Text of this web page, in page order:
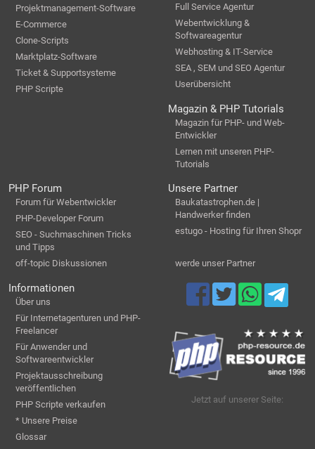
Projektmanagement-Software
E-Commerce
Clone-Scripts
Marktplatz-Software
Ticket & Supportsysteme
PHP Scripte
Full Service Agentur
Webentwicklung &
Softwareagentur
Webhosting & IT-Service
SEA , SEM und SEO Agentur
Userübersicht
Magazin & PHP Tutorials
Magazin für PHP- und Web-
Entwickler
Lernen mit unseren PHP-
Tutorials
PHP Forum
Forum für Webentwickler
PHP-Developer Forum
SEO - Suchmaschinen Tricks
und Tipps
off-topic Diskussionen
Unsere Partner
Baukatastrophen.de |
Handwerker finden
estugo - Hosting für Ihren Shopr
werde unser Partner
Informationen
Über uns
Für Internetagenturen und PHP-
Freelancer
Für Anwender und
Softwareentwickler
Projektausschreibung
veröffentlichen
PHP Scripte verkaufen
* Unsere Preise
Glossar
Jetzt auf unserer Seite: